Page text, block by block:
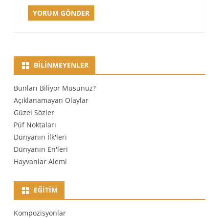
BILINMEYENLER
Bunları Biliyor Musunuz?
Açıklanamayan Olaylar
Güzel Sözler
Püf Noktaları
Dünyanın İlk'leri
Dünyanın En'leri
Hayvanlar Alemi
EĞITIM
Kompozisyonlar